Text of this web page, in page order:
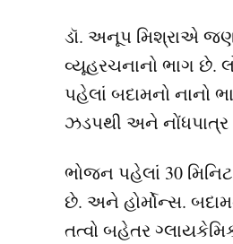
ડૉ. અનૂપ મિશ્રાએ
વ્યૂહરચનાનો ભાગ છે.
પહેલાં બદામનો નાનો
ઝડપથી અને નોંધપાત્ર
ભોજન પહેલાં 30
છે. અને હોર્મોન્સ.
તત્વો બહેતર